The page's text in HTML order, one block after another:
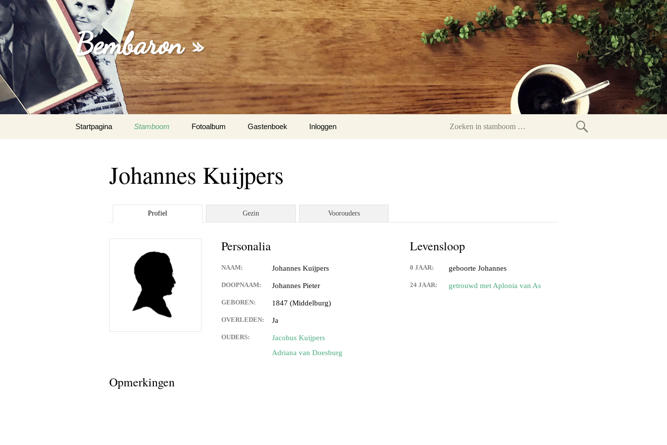
Bembaron »
naar
Startpagina Stamboom Fotoalbum Gastenboek
Inloggen
Zoeken
Johannes Kuijpers
Profiel Gezin Voorouders
Personalia
NAAM: Johannes Kuijpers
DOOPNAAM: Johannes Pieter
GEBOREN: 1847 (Middelburg)
OVERLEDEN: Ja
OUDERS:
Jacobus Kuijpers
Adriana van Doesburg
Levensloop
0 JAAR: geboorte Johannes
24 JAAR: getrouwd met Aplonia van As
Opmerkingen